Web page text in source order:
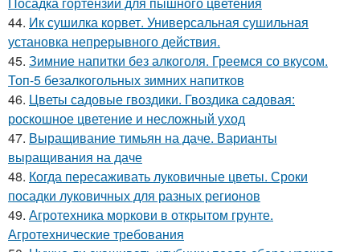
44. Ик сушилка корвет. Универсальная сушильная
установка непрерывного действия.
45. Зимние напитки без алкоголя. Греемся со вкусом.
Топ-5 безалкогольных зимних напитков
46. Цветы садовые гвоздики. Гвоздика садовая:
роскошное цветение и несложный уход
47. Выращивание тимьян на даче. Варианты
выращивания на даче
48. Когда пересаживать луковичные цветы. Сроки
посадки луковичных для разных регионов
49. Агротехника моркови в открытом грунте.
Агротехнические требования